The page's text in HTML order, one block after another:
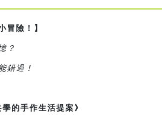
冒險！】
？
錯過！
的手作生活提案》